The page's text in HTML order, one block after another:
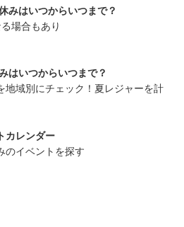
みはいつからいつまで？
場合もあり
はいつからいつまで？
地域別にチェック！夏レジャーを計
カレンダー
のイベントを探す